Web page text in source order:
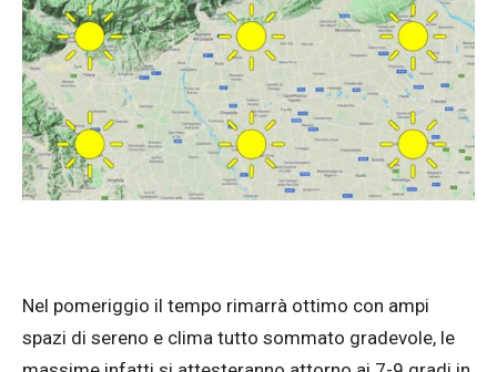
Nel pomeriggio il tempo rimarrà ottimo con ampi
spazi di sereno e clima tutto sommato gradevole, le